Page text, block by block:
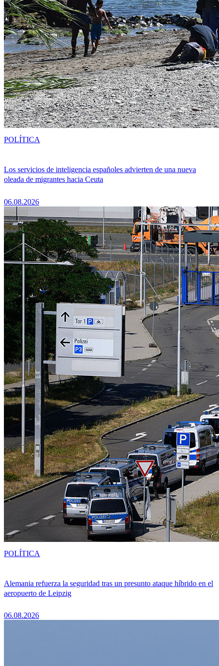
Los servicios de inteligencia españoles advierten de una nueva
oleada de migrantes hacia Ceuta
06.08.2026
POLÍTICA
Alemania refuerza la seguridad tras un presunto ataque híbrido en el
aeropuerto de Leipzig
06.08.2026
POLÍTICA